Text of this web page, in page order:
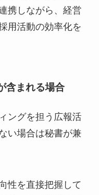
携しながら、経営
用活動の効率化を
含まれる場合
ングを担う広報活
い場合は秘書が兼
性を直接把握して